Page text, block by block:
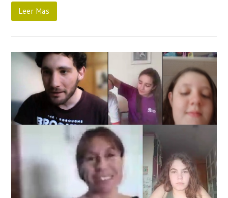
Leer Mas